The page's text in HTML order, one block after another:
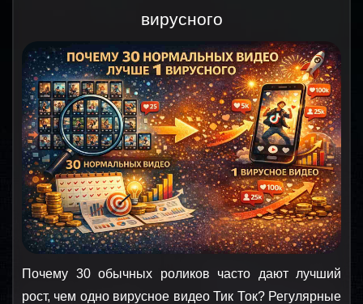
вирусного
Почему 30 обычных роликов часто дают лучший
рост, чем одно вирусное видео Тик Ток? Регулярные